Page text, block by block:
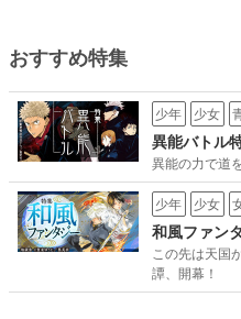
おすすめ特集
少年 少女
異能バトル
異能の力で道
少年 少女
和風ファン
この先は天国
譚、開幕！